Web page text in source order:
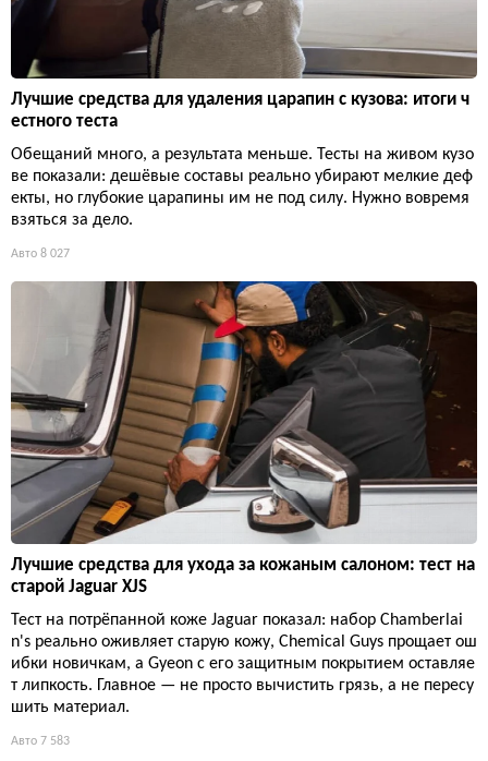
Лучшие средства для удаления царапин с кузова: итоги ч
естного теста
Обещаний много, а результата меньше. Тесты на живом кузо
ве показали: дешёвые составы реально убирают мелкие деф
екты, но глубокие царапины им не под силу. Нужно вовремя
взяться за дело.
Авто 8 027
Лучшие средства для ухода за кожаным салоном: тест на
старой Jaguar XJS
Тест на потрёпанной коже Jaguar показал: набор Chamberlai
n's реально оживляет старую кожу, Chemical Guys прощает ош
ибки новичкам, а Gyeon с его защитным покрытием оставляе
т липкость. Главное — не просто вычистить грязь, а не пересу
шить материал.
Авто 7 583